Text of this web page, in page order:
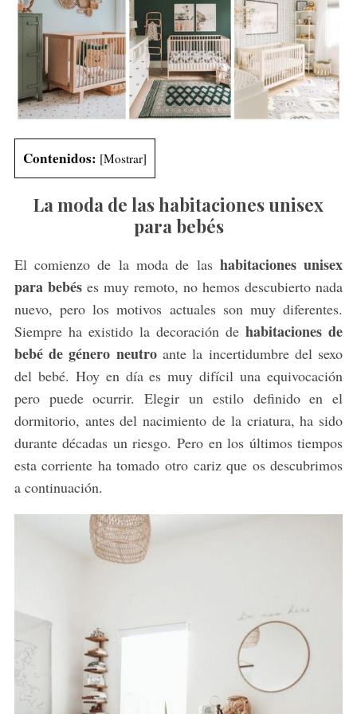
Contenidos: [Mostrar]
La moda de las habitaciones unisex
para bebés
El comienzo de la moda de las habitaciones unisex
para bebéses muy remoto, no hemos descubierto nada
nuevo, pero los motivos actuales son muy diferentes.
Siempre ha existido la decoración dehabitaciones de
bebé de género neutroante la incertidumbre del sexo
del bebé. Hoy en día es muy difícil una equivocación
pero puede ocurrir. Elegir un estilo definido en el
dormitorio, antes del nacimiento de la criatura, ha sido
durante décadas un riesgo. Pero en los últimos tiempos
esta corriente ha tomado otro cariz que os descubrimos
a continuación.